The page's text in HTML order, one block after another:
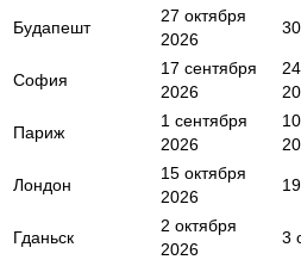
Будапешт
27 октября
2026
София
17 сентября
2026
Париж
1 сентября
2026
Лондон
15 октября
2026
Гданьск
2 октября
2026
3